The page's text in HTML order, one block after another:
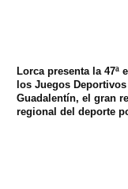
Lorca presenta la 47ª
los Juegos Deportivos
Guadalentín, el gran
regional del deporte